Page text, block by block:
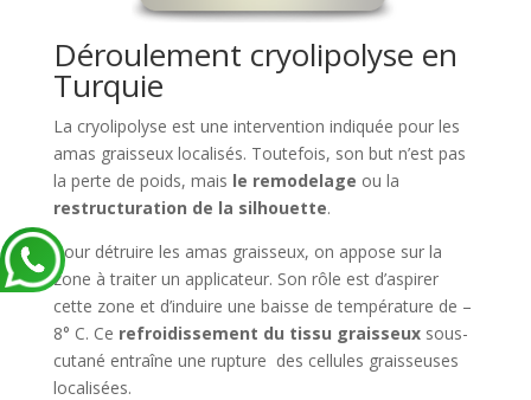
Déroulement cryolipolyse en
Turquie
La cryolipolyse est une intervention indiquée pour les
amas graisseux localisés. Toutefois, son but n’est pas
la perte de poids, mais le remodelage ou la
restructuration de la silhouette.
Pour détruire les amas graisseux, on appose sur la
zone à traiter un applicateur. Son rôle est d’aspirer
cette zone et d’induire une baisse de température de –
8° C. Ce refroidissement du tissu graisseuxsous-
cutané entraîne une rupture des cellules graisseuses
localisées.